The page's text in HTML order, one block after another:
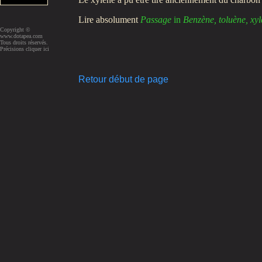
Copyright ©
www.dotapea.com
Tous droits réservés.
Précisions cliquer ici
Lire absolument Passage in Benzène, toluène,
Retour début de page